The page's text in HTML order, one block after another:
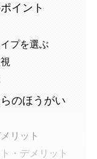
イント
プを選ぶ
のほうがい
リット
・デメリット